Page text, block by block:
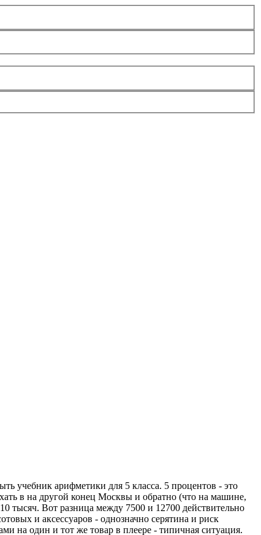
учебник арифметики для 5 класса. 5 процентов - это
в на другой конец Москвы и обратно (что на машине,
тысяч. Вот разница между 7500 и 12700 действительно
и аксессуаров - однозначно серятина и риск
на один и тот же товар в плеере - типичная ситуация.